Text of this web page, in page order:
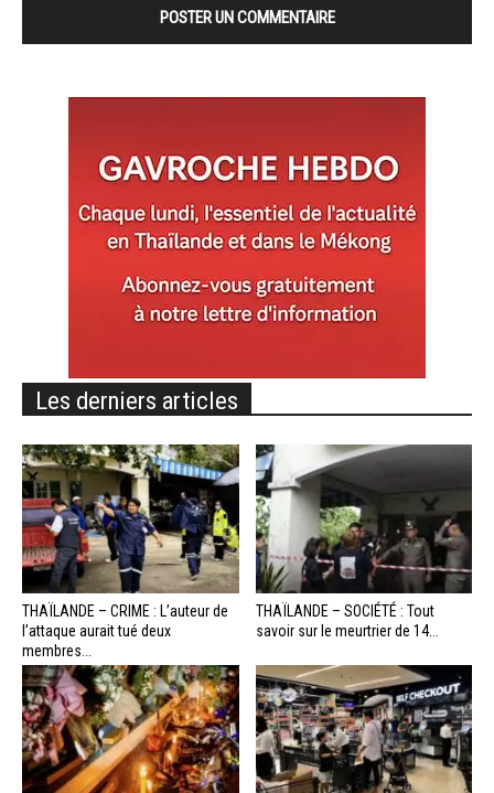
Les derniers articles
THAÏLANDE – CRIME : L’auteur de
l’attaque aurait tué deux
membres...
THAÏLANDE – SOCIÉTÉ : Tout
savoir sur le meurtrier de 14...